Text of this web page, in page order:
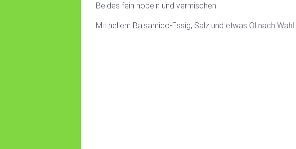
Beides fein hobeln und vermischen
Mit hellem Balsamico-Essig, Salz und etwas Öl nach Wahl